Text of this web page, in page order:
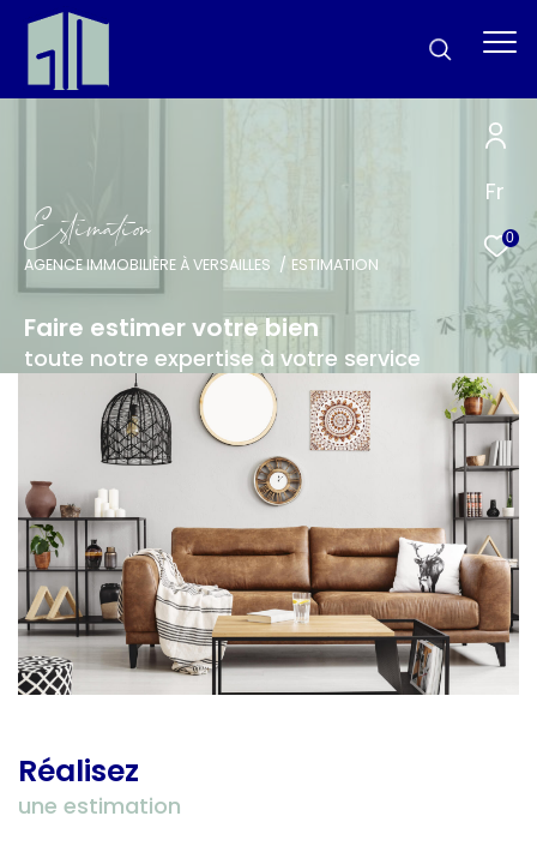
Fr
0
Esimaio
AGENCE IMMOBILIÈRE À VERSAILLES ESTIMATION
Faire estimer votre bien
toute notre expertise à votre service
Réalisez
une estimation